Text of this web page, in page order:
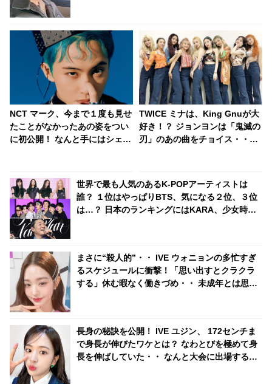
NCT マーク、今まで１度も見せ
たことがなかったあの姿をつい
に初公開！ なんと手にはシェー
ンに歓喜
TWICE ミナは、King Gnuが大
好き！？ ジョンヨンは「鬼滅の
刃」のあの曲をチョイス・・メ
世界で最も人気のあるK-POPアーティストは
誰？ １位はやっぱりBTS、気になる２位、３位
は…？ 日本のランキングにはKARA、少女時代
まさに“殺人的”・・ IVE ウォニョンの多忙すぎ
るスケジュールに衝撃！「思い出すとクラクラ
する」休む暇なく働きづめ・・ 未成年とは思え
長身の秘訣を公開！ IVE ユジン、 172センチま
で身長が伸びたワケとは？ なわとびを極めて身
長を伸ばしていた・・ なんと大会に出場するほ